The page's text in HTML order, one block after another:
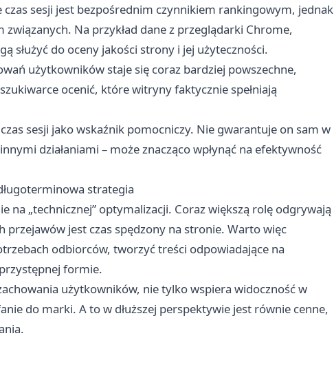
sesji jest bezpośrednim czynnikiem rankingowym, jednak
Na przykład dane z przeglądarki Chrome,
służyć do oceny jakości strony i jej użyteczności.
użytkowników staje się coraz bardziej powszechne,
ocenić, które witryny faktycznie spełniają
sesji jako wskaźnik pomocniczy. Nie gwarantuje on sam w
działaniami – może znacząco wpłynąć na efektywność
strategia
na „technicznej” optymalizacji. Coraz większą rolę odgrywają
przejawów jest czas spędzony na stronie. Warto więc
odbiorców, tworzyć treści odpowiadające na
formie.
użytkowników, nie tylko wspiera widoczność w
do marki. A to w dłuższej perspektywie jest równie cenne,